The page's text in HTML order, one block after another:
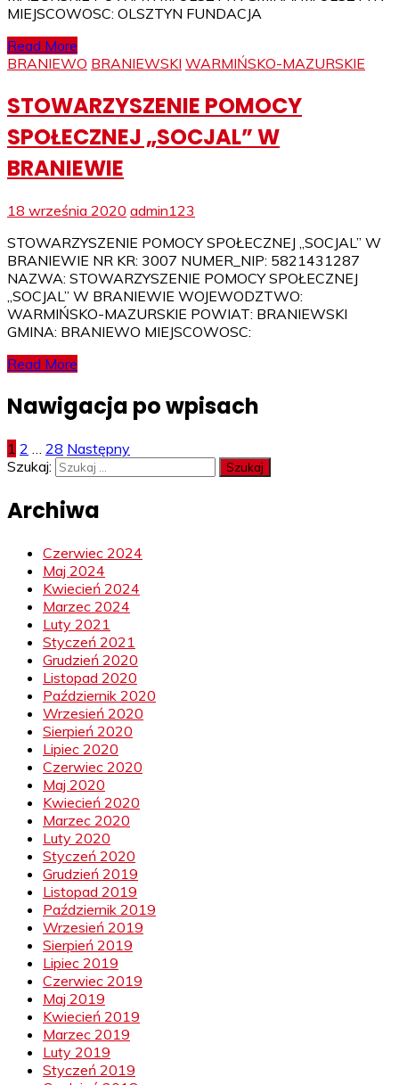
MIEJSCOWOSC: OLSZTYN FUNDACJA
Read More
BRANIEWO BRANIEWSKI WARMIŃSKO-MAZURSKIE
STOWARZYSZENIE POMOCY
SPOŁECZNEJ „SOCJAL” W
BRANIEWIE
18 września 2020 admin123
STOWARZYSZENIE POMOCY SPOŁECZNEJ „SOCJAL” W
BRANIEWIE NR KR: 3007 NUMER_NIP: 5821431287
NAZWA: STOWARZYSZENIE POMOCY SPOŁECZNEJ
„SOCJAL” W BRANIEWIE WOJEWODZTWO:
WARMIŃSKO-MAZURSKIE POWIAT: BRANIEWSKI
GMINA: BRANIEWO MIEJSCOWOSC:
Read More
Nawigacja po wpisach
1 2 28 Następny
Szukaj:
Archiwa
Czerwiec 2024
Maj 2024
Kwiecień 2024
Marzec 2024
Luty 2021
Styczeń 2021
Grudzień 2020
Listopad 2020
Październik 2020
Wrzesień 2020
Sierpień 2020
Lipiec 2020
Czerwiec 2020
Maj 2020
Kwiecień 2020
Marzec 2020
Luty 2020
Styczeń 2020
Grudzień 2019
Listopad 2019
Październik 2019
Wrzesień 2019
Sierpień 2019
Lipiec 2019
Czerwiec 2019
Maj 2019
Kwiecień 2019
Marzec 2019
Luty 2019
Styczeń 2019